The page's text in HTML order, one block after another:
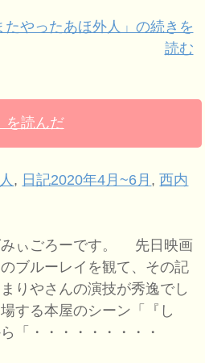
たやったあほ外人」の続きを
読む
を読んだ
, 日記2020年4月~6月 ,西内
ぃごろーです。 先日映画
ブルーレイを観て、その記
りやさんの演技が秀逸でし
する本屋のシーン「『し
「・・・・・・・・・